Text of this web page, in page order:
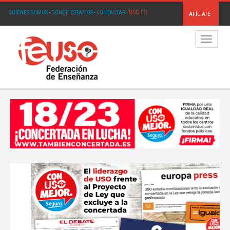
QUIÉNES SOMOS· DÓNDE ESTAMOS· CONTACTAR· USO.ES AFÍLIATE
Menú